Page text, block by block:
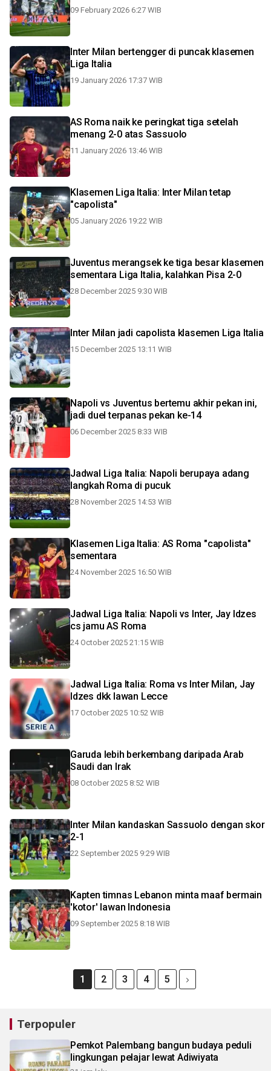
09 February 2026 6:27 WIB
Inter Milan bertengger di puncak klasemen
Liga Italia
19 January 2026 17:37 WIB
AS Roma naik ke peringkat tiga setelah
menang 2-0 atas Sassuolo
11 January 2026 13:46 WIB
Klasemen Liga Italia: Inter Milan tetap
"capolista"
05 January 2026 19:22 WIB
Juventus merangsek ke tiga besar klasemen
sementara Liga Italia, kalahkan Pisa 2-0
28 December 2025 9:30 WIB
Inter Milan jadi capolista klasemen Liga Italia
15 December 2025 13:11 WIB
Napoli vs Juventus bertemu akhir pekan ini,
jadi duel terpanas pekan ke-14
06 December 2025 8:33 WIB
Jadwal Liga Italia: Napoli berupaya adang
langkah Roma di pucuk
28 November 2025 14:53 WIB
Klasemen Liga Italia: AS Roma "capolista"
sementara
24 November 2025 16:50 WIB
Jadwal Liga Italia: Napoli vs Inter, Jay Idzes
cs jamu AS Roma
24 October 2025 21:15 WIB
Jadwal Liga Italia: Roma vs Inter Milan, Jay
Idzes dkk lawan Lecce
17 October 2025 10:52 WIB
Garuda lebih berkembang daripada Arab
Saudi dan Irak
08 October 2025 8:52 WIB
Inter Milan kandaskan Sassuolo dengan skor
2-1
22 September 2025 9:29 WIB
Kapten timnas Lebanon minta maaf bermain
'kotor' lawan Indonesia
09 September 2025 8:18 WIB
1 2 3 4 5
Terpopuler
Pemkot Palembang bangun budaya peduli
lingkungan pelajar lewat Adiwiyata